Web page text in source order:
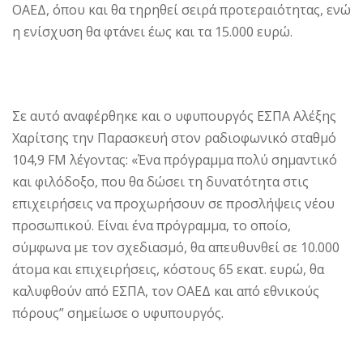
ΟΑΕΔ, όπου και θα τηρηθεί σειρά προτεραιότητας, ενώ
η ενίσχυση θα φτάνει έως και τα 15.000 ευρώ.
Σε αυτό αναφέρθηκε και ο υφυπουργός ΕΣΠΑ Αλέξης
Χαρίτσης την Παρασκευή στον ραδιοφωνικό σταθμό
104,9 FM λέγοντας: «Ένα πρόγραμμα πολύ σημαντικό
και φιλόδοξο, που θα δώσει τη δυνατότητα στις
επιχειρήσεις να προχωρήσουν σε προσλήψεις νέου
προσωπικού. Είναι ένα πρόγραμμα, το οποίο,
σύμφωνα με τον σχεδιασμό, θα απευθυνθεί σε 10.000
άτομα και επιχειρήσεις, κόστους 65 εκατ. ευρώ, θα
καλυφθούν από ΕΣΠΑ, τον ΟΑΕΔ και από εθνικούς
πόρους” σημείωσε ο υφυπουργός.